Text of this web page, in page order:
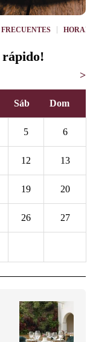
rápido!
>
Sáb Dom
5 6
12 13
19 20
26 27